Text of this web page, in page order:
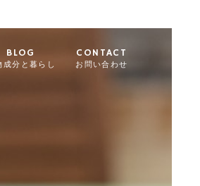
BLOG
成分と暮らし
CONTACT
お問い合わせ